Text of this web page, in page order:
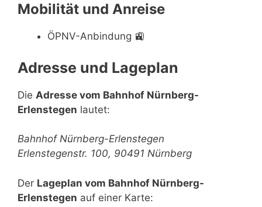
Mobilität und Anreise
ÖPNV-Anbindung 🚉
Adresse und Lageplan
Die Adresse vom Bahnhof Nürnberg-
Erlenstegen lautet:
Bahnhof Nürnberg-Erlenstegen
Erlenstegenstr. 100, 90491 Nürnberg
Der Lageplan vom Bahnhof Nürnberg-
Erlenstegen auf einer Karte: